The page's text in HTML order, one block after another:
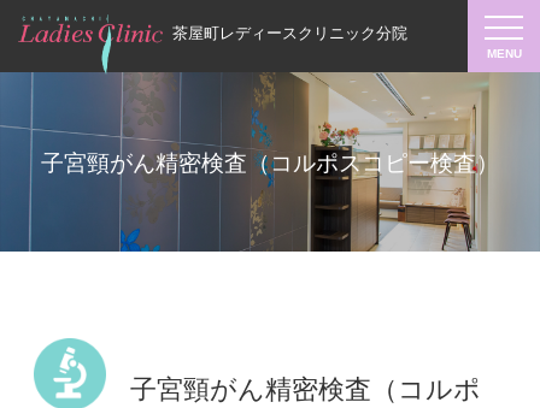
茶屋町レディースクリニック分院
子宮頸がん精密検査（コルポスコピー検査）
子宮頸がん精密検査（コルポ